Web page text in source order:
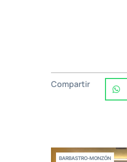
Compartir
BARBASTRO-MONZÓN